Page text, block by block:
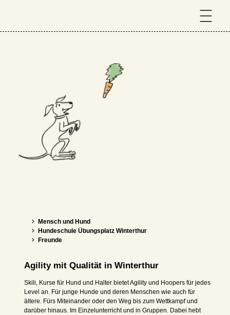
Mensch und Hund
Hundeschule Übungsplatz Winterthur
Freunde
Agility mit Qualität in Winterthur
Skili, Kurse für Hund und Halter bietet Agility und Hoopers für jedes
Level an. Für junge Hunde und deren Menschen wie auch für
ältere. Fürs Miteinander oder den Weg bis zum Wettkampf und
darüber hinaus. Im Einzelunterricht und in Gruppen. Dabei hebt